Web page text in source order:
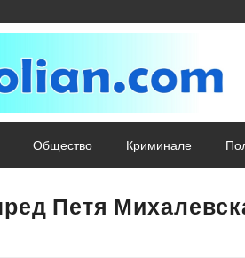
Общество Криминале
Петя